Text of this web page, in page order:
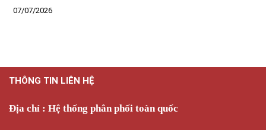
07/07/2026
THÔNG TIN LIÊN HỆ
Địa chỉ : Hệ thống phân phối toàn quốc